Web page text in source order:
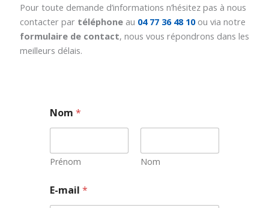
Pour toute demande d’informations n’hésitez pas à nous
contacter par téléphoneau 04 77 36 48 10 ou via notre
formulaire de contact, nous vous répondrons dans les
meilleurs délais.
Nom*
Prénom Nom
-
m
E-mail*